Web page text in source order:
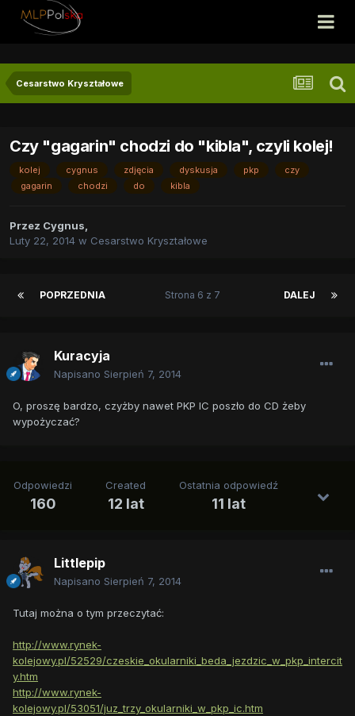
Cesarstwo Kryształowe
Czy "gagarin" chodzi do "kibla", czyli kolej!
kolej cygnus zdjęcia dyskusja pkp
czy
gagarin
chodzi do kibla
Przez Cygnus,
Luty 22, 2014 w Cesarstwo Kryształowe
POPRZEDNIA DALEJ
Strona 6 z 7
Kuracyja
Napisano Sierpień 7, 2014
O, proszę bardzo, czyżby nawet PKP IC poszło do CD żeby
wypożyczać?
Odpowiedzi
160
Created
12 lat
Ostatnia odpowiedź
11 lat
Littlepip
Napisano Sierpień 7, 2014
Tutaj można o tym przeczytać:
http://www.rynek-
kolejowy.pl/52529/czeskie_okularniki_beda_jezdzic_w_pkp_intercit
y.htm
http://www.rynek-
kolejowy.pl/53051/juz_trzy_okularniki_w_pkp_ic.htm